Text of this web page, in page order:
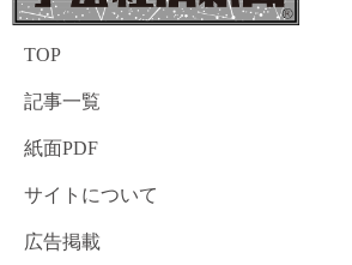
TOP
記事一覧
紙面PDF
サイトについて
広告掲載